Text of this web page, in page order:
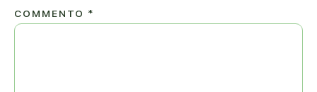
COMMENTO *